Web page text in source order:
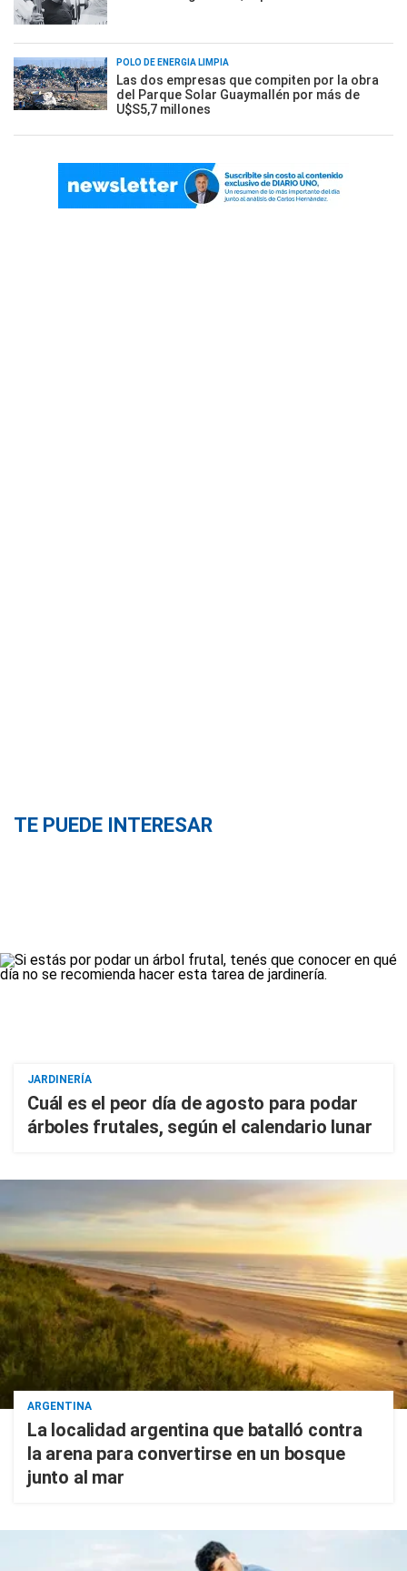
POLO DE ENERGÍA LIMPIA
Las dos empresas que compiten por la obra
del Parque Solar Guaymallén por más de
U$S5,7 millones
TE PUEDE INTERESAR
JARDINERÍA
Cuál es el peor día de agosto para podar
árboles frutales, según el calendario lunar
ARGENTINA
La localidad argentina que batalló contra
la arena para convertirse en un bosque
junto al mar